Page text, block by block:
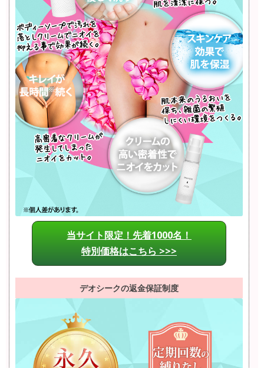
当サイト限定！先着1000名！
特別価格はこちら >>>
デオシークの返金保証制度